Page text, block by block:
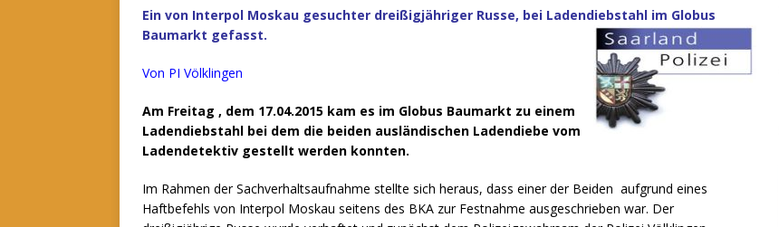
Ein von Interpol Moskau gesuchter dreißigjähriger Russe, bei Ladendiebstahl im Globus
Baumarkt gefasst.
Von PI Völklingen
Am Freitag , dem 17.04.2015 kam es im Globus Baumarkt zu einem
Ladendiebstahl bei dem die beiden ausländischen Ladendiebe vom
Ladendetektiv gestellt werden konnten.
Im Rahmen der Sachverhaltsaufnahme stellte sich heraus, dass einer der Beiden aufgrund eines
Haftbefehls von Interpol Moskau seitens des BKA zur Festnahme ausgeschrieben war. Der